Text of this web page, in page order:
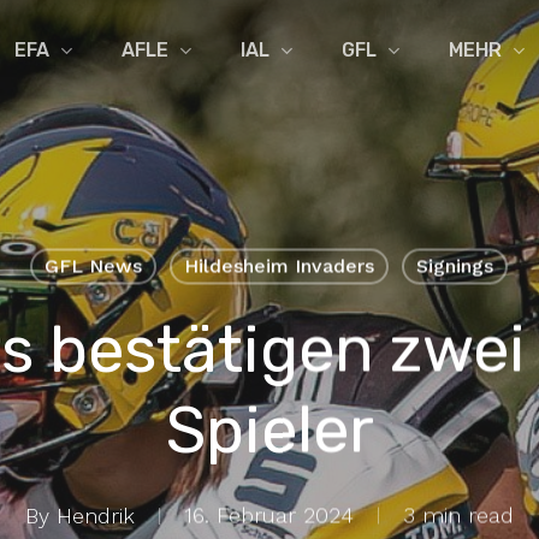
EFA AFLE IAL GFL MEHR
GFL News Hildesheim Invaders Signings
bestätigen
Spieler
By Hendrik 16. Februar 2024 3 min read